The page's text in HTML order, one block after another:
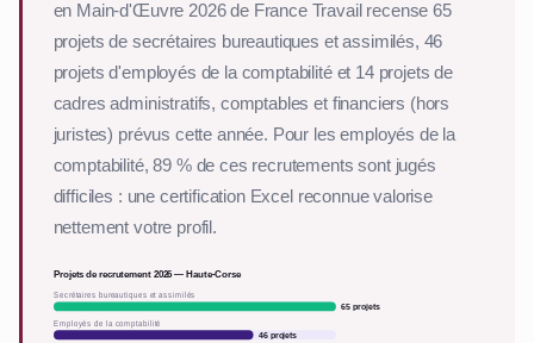
en Main-d'Œuvre 2026 de France Travail recense 65
projets de secrétaires bureautiques et assimilés, 46
projets d'employés de la comptabilité et 14 projets de
cadres administratifs, comptables et financiers (hors
juristes) prévus cette année. Pour les employés de la
comptabilité, 89 % de ces recrutements sont jugés
difficiles : une certification Excel reconnue valorise
nettement votre profil.
Projets de recrutement 2026 — Haute-Corse
Secrétaires bureautiques et assimilés
65 projets
Employés de la comptabilité
46 projets